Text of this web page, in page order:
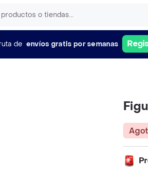
de envíos gratis por semanas